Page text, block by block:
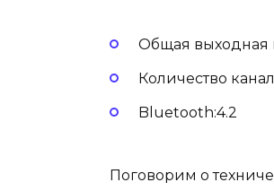
Общая выходная
Количество
Bluetooth:4.2
Поговорим о